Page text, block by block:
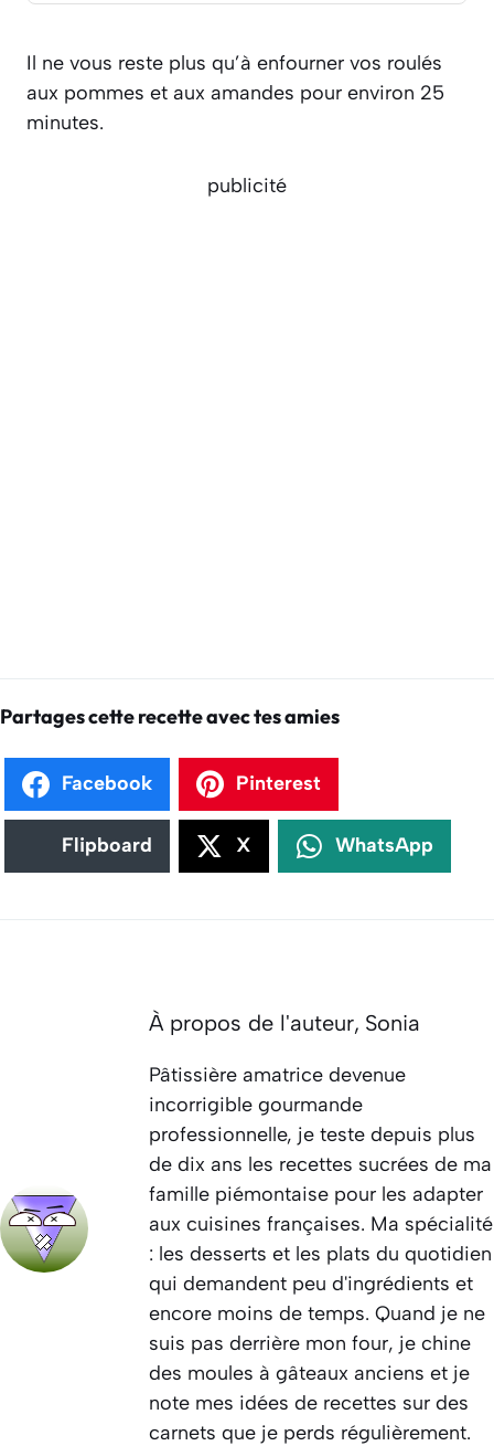
Il ne vous reste plus qu’à enfourner vos roulés
aux pommes et aux amandes pour environ 25
minutes.
publicité
Partages cette recette avec tes amies
Facebook Pinterest
Flipboard X WhatsApp
À propos de l'auteur, Sonia
Pâtissière amatrice devenue
incorrigible gourmande
professionnelle, je teste depuis plus
de dix ans les recettes sucrées de ma
famille piémontaise pour les adapter
aux cuisines françaises. Ma spécialité
: les desserts et les plats du quotidien
qui demandent peu d'ingrédients et
encore moins de temps. Quand je ne
suis pas derrière mon four, je chine
des moules à gâteaux anciens et je
note mes idées de recettes sur des
carnets que je perds régulièrement.